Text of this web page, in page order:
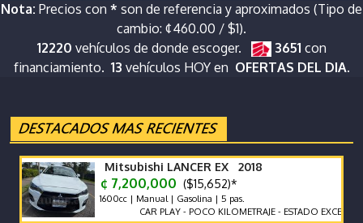
Nota: Precios con * son de referencia y aproximados (Tipo de
cambio: ¢460.00 / $1).
12220 vehículos de donde escoger. 3651 con
financiamiento. 13 vehículos HOY en OFERTAS DEL DIA.
Mitsubishi LANCER EX 2018
¢ 7,200,000 ($15,652)*
1600cc | Manual | Gasolina | 5 pas.
CAR PLAY - POCO KILOMETRAJE - ESTADO EXCELENTE -